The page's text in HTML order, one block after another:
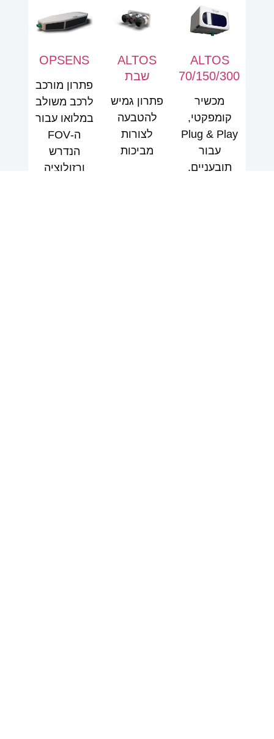
ALTOS
70/150/300
מכשיר
קומפקטי,
Plug & Play
עבור
תובעניים,
ALTOS
שבת
פתרון גמיש
להטבעה
לצורות
מביכות
OPSENS
פתרון מורכב
לרכב משולב
במלואו עבור
ה-FOV
הנדרש
ורזולוציה